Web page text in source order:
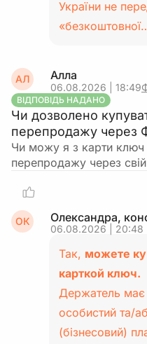
України не
АЛ Алла
06.08.2026 | 18:49
ВІДПОВІДЬ НАДАНО
Чи дозволено
перепродажу через
Чи можу я з карти ключ
перепродажу через
ОК Олександра,
06.08.2026 | 20:48
Так, можете
карткой ключ.
Держатель має
особистий та/
(бізнесовий)